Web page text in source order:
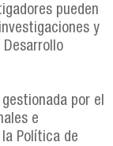
pueden
y
por el
e
Política de